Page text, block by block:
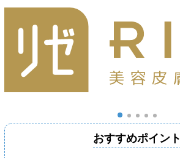
おすすめポイント